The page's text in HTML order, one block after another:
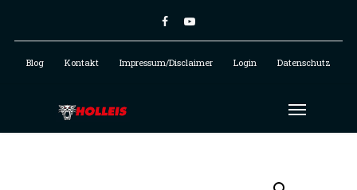
Blog Kontakt Impressum/Disclaimer Login Datenschutz